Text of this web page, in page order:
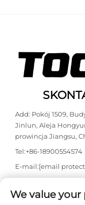
Add: Pokój 1509,
Jinlun, Aleja
prowincja Jiangsu,
Tel:+86-18900554574
E-mail:[email
We value your